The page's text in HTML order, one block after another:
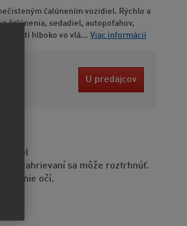
čalúnením vozidiel. Rýchlo a
čalúnenia, sedadiel, autopoťahov,
Čistí hlboko vo vlá... Viac informácií
U predajcov
pri zahrievaní sa môže roztrhnúť.
očí.